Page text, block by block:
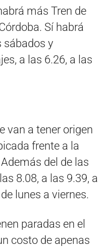
más Tren de
Sí habrá
sábados y
a las 6.26, a las
van a tener origen
frente a la
del de las
8.08, a las 9.39, a
lunes a viernes.
paradas en el
costo de apenas